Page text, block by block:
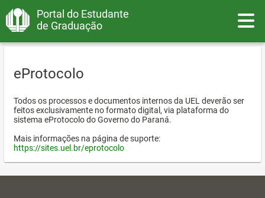
Portal do Estudante
de Graduação
eProtocolo
Todos os processos e documentos internos da UEL deverão ser
feitos exclusivamente no formato digital, via plataforma do
sistema eProtocolo do Governo do Paraná.
Mais informações na página de suporte:
https://sites.uel.br/eprotocolo